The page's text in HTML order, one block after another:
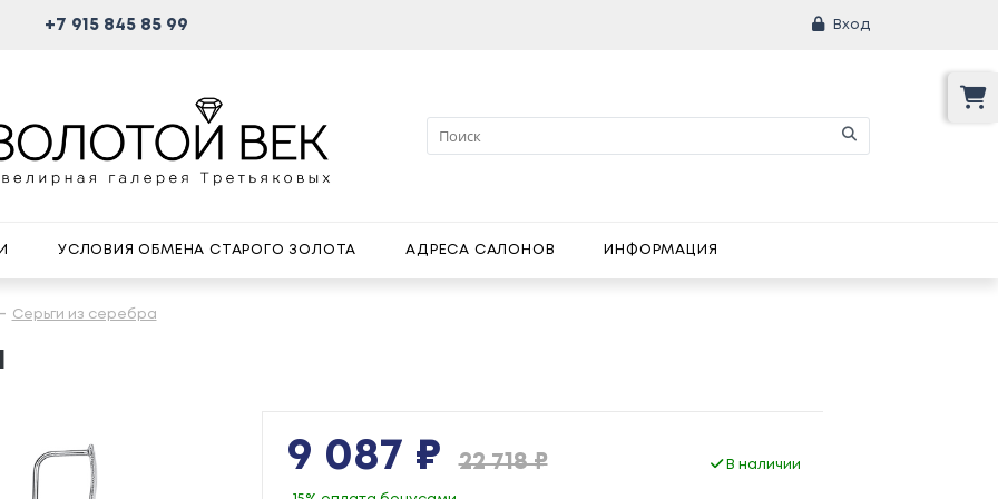
+7 915 845 85 99 Вход
УСЛОВИЯ ОБМЕНА СТАРОГО ЗОЛОТА АДРЕСА САЛОНОВ ИНФОРМАЦИЯ
Серьги из серебра
9 087 ₽ 22 718 ₽ В наличии